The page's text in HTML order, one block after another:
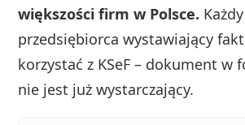
większości firm w Polsce. Każdy
przedsiębiorca wystawiający
korzystać z KSeF – dokument w
nie jest już wystarczający.